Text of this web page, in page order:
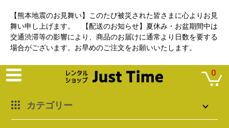
【熊本地震のお見舞い】このたび被災された皆さまに心よりお見
舞い申し上げます。 【配送のお知らせ】夏休み・お盆期間中は
交通渋滞等の影響により、商品のお届けに通常より日数を要する
場合がございます。お早めのご注文をお願いいたします。
カテゴリー
0